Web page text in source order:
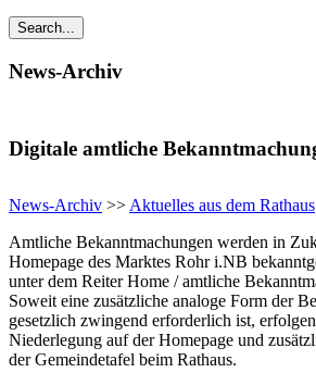
News-Archiv
Digitale amtliche
News-Archiv >> Aktuelles aus dem Rathaus
Amtliche Bekanntmachungen werden in
Homepage des Marktes Rohr i.NB
unter dem Reiter Home / amtliche
Soweit eine zusätzliche analoge Form der
gesetzlich zwingend erforderlich ist,
Niederlegung auf der Homepage und
der Gemeindetafel beim Rathaus.